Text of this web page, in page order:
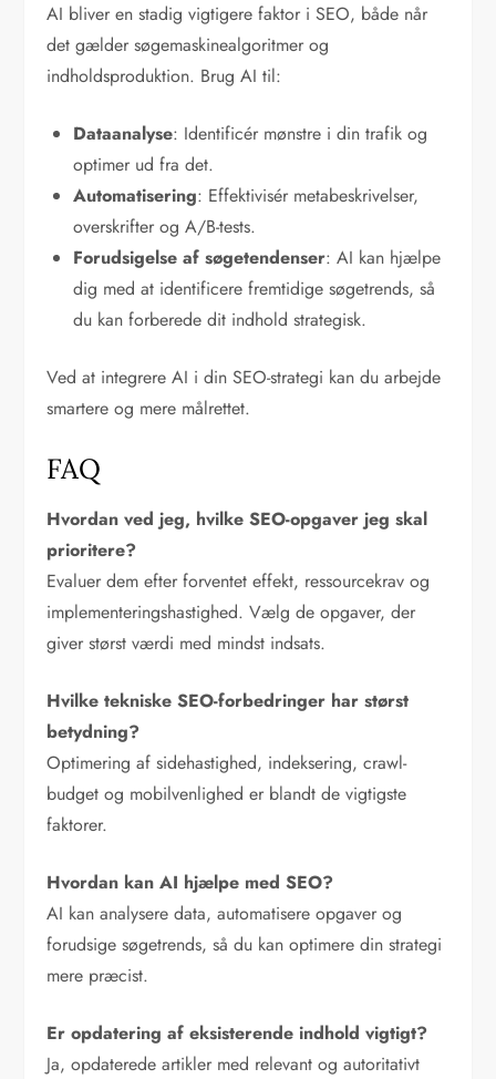
AI bliver en stadig vigtigere faktor i SEO, både når
det gælder søgemaskinealgoritmer og
indholdsproduktion. Brug AI til:
Dataanalyse: Identificér mønstre i din trafik og
optimer ud fra det.
Automatisering: Effektivisér metabeskrivelser,
overskrifter og A/B-tests.
Forudsigelse af søgetendenser: AI kan hjælpe
dig med at identificere fremtidige søgetrends, så
du kan forberede dit indhold strategisk.
Ved at integrere AI i din SEO-strategi kan du arbejde
smartere og mere målrettet.
FAQ
Hvordan ved jeg, hvilke SEO-opgaver jeg skal
prioritere?
Evaluer dem efter forventet effekt, ressourcekrav og
implementeringshastighed. Vælg de opgaver, der
giver størst værdi med mindst indsats.
Hvilke tekniske SEO-forbedringer har størst
betydning?
Optimering af sidehastighed, indeksering, crawl-
budget og mobilvenlighed er blandt de vigtigste
faktorer.
Hvordan kan AI hjælpe med SEO?
AI kan analysere data, automatisere opgaver og
forudsige søgetrends, så du kan optimere din strategi
mere præcist.
Er opdatering af eksisterende indhold vigtigt?
Ja, opdaterede artikler med relevant og autoritativt